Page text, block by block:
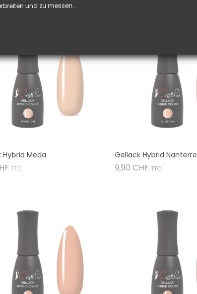
Hybrid Meda
Preis
TTC
Gellack Hybrid Nanterre
9,90 CHF Preis
TTC
und zu messen.